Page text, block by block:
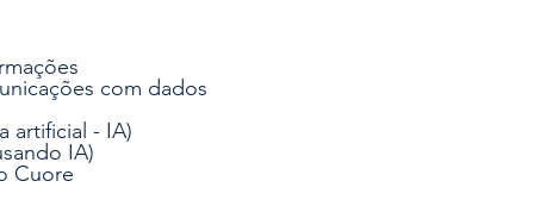
com dados
(usando inteligência artificial - IA)
automáticas e em lote através de Editais de convocação (usando IA)
Cuore